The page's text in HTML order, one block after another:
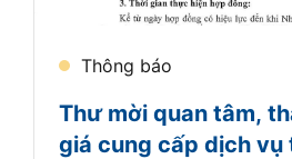
Thư mời quan tâm,
giá cung cấp dịch vụ
Thông báo